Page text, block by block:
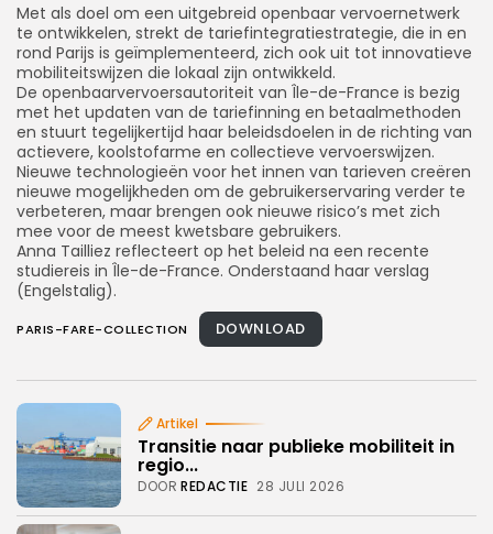
Artikel
Transitie naar publieke mobiliteit in
regio...
DOOR REDACTIE 28 JULI 2026
Met als doel om een uitgebreid openbaar vervoernetwerk
te ontwikkelen, strekt de tariefintegratiestrategie, die in en
rond Parijs is geïmplementeerd, zich ook uit tot innovatieve
mobiliteitswijzen die lokaal zijn ontwikkeld.
De openbaarvervoersautoriteit van Île-de-France is bezig
met het updaten van de tariefinning en betaalmethoden
en stuurt tegelijkertijd haar beleidsdoelen in de richting van
actievere, koolstofarme en collectieve vervoerswijzen.
Nieuwe technologieën voor het innen van tarieven creëren
nieuwe mogelijkheden om de gebruikerservaring verder te
verbeteren, maar brengen ook nieuwe risico’s met zich
mee voor de meest kwetsbare gebruikers.
Anna Tailliez reflecteert op het beleid na een recente
studiereis in Île-de-France. Onderstaand haar verslag
(Engelstalig).
PARIS-FARE-COLLECTION DOWNLOAD